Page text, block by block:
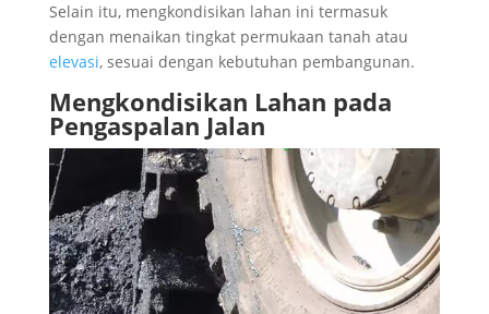
Selain itu, mengkondisikan lahan ini termasuk
dengan menaikan tingkat permukaan tanah atau
elevasi, sesuai dengan kebutuhan pembangunan.
Mengkondisikan Lahan pada
Pengaspalan Jalan